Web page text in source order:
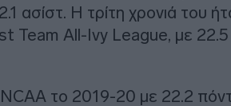
ασίστ. Η τρίτη χρονιά του
Team All-Ivy League, με
το 2019-20 με 22.2